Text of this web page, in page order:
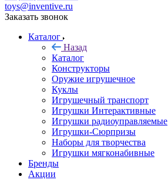
toys@inventive.ru
Заказать звонок
Каталог
Назад
Каталог
Конструкторы
Оружие игрушечное
Куклы
Игрушечный транспорт
Игрушки Интерактивные
Игрушки радиоуправляемые
Игрушки-Сюрпризы
Наборы для творчества
Игрушки мягконабивные
Бренды
Акции